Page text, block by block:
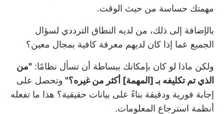
مهمتك حساسة من حيث الوقت.
بالإضافة إلى ذلك، من لديه النطاق الترددي لسؤال
الجميع عما إذا كان لديهم معرفة كافية بمجال معين؟
ولكن ماذا لو كان بإمكانك ببساطة أن تسأل نظامًا: "من
الذي تم تكليفه بـ [المهمة] أكثر من غيره؟" وتحصل على
إجابة فورية ودقيقة بناءً على بيانات حقيقية؟ هذا ما تفعله
أنظمة استرجاع المعلومات.